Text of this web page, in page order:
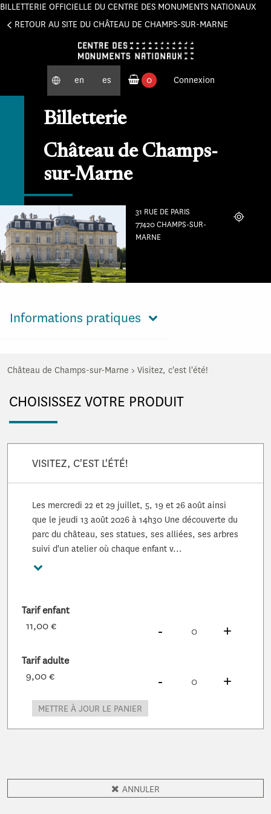
BILLETTERIE OFFICIELLE DU CENTRE DES MONUMENTS NATIONAUX
RETOUR AU SITE DU CHÂTEAU DE CHAMPS-SUR-MARNE
en es
0
Connexion
Billetterie
Château de Champs-
sur-Marne
31 RUE DE PARIS
77420 CHAMPS-SUR-
MARNE
Localiser
Informations pratiques
Château de Champs-sur-Marne > Visitez, c'est l'été!
CHOISISSEZ VOTRE PRODUIT
VISITEZ, C'EST L'ÉTÉ!
Les mercredi 22 et 29 juillet, 5, 19 et 26 août ainsi
que le jeudi 13 août 2026 à 14h30 Une découverte du
parc du château, ses statues, ses alliées, ses arbres
suivi d'un atelier où chaque enfant v...
Voir plus
Tarif enfant
11,00 €
- DIMINUER
PRODUITS
+À
Tarif adulte
9,00 €
- DIMINUER
PRODUITS
+À
METTRE À JOUR LE PANIER
ANNULER
Panneau de gestion des cookies